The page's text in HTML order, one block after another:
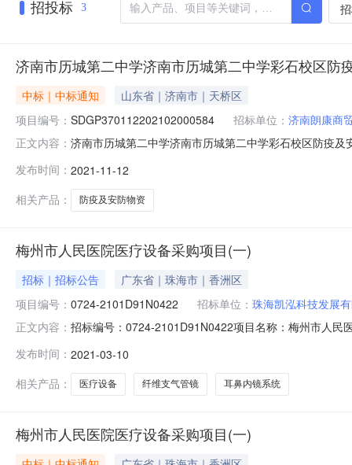
招投标 3
济南市历城第二中学济南市历城第二中学彩石校区防
中标｜中标通知
山东省｜济南市｜天桥区
项目编号： SDGP370112202102000584 招标单位： 济南朗康商
正文内容： 济南市历城第二中学济南市历城第二中学彩石校区防疫
号：SDGP370112202102000584四、公共资源编号：
发布时间： 2021-11-12
相关产品：
防疫及安防物资
梅州市人民医院医疗设备采购项目(一)
招标｜招标公告
广东省｜珠海市｜香洲区
项目编号： 0724-2101D91N0422 招标单位： 珠海凯泓科技发展
正文内容： 招标编号：0724-2101D91N0422项目名称：梅州市人民
珠海天润德贸易有限公司；法人代表：裴殿臣；地址：
发布时间： 2021-03-10
相关产品：
医疗设备 纤维支气管镜 耳鼻内镜系统
梅州市人民医院医疗设备采购项目(一)